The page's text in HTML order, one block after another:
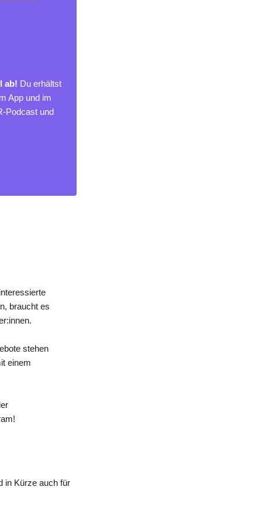
ab! Du erhältst
App und im
Podcast und
braucht es
stehen
einem
in Kürze auch für